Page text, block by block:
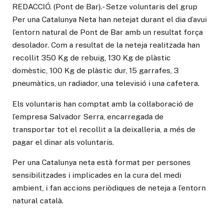
REDACCIÓ. (Pont de Bar).- Setze voluntaris del grup
Per una Catalunya Neta han netejat durant el dia d’avui
l’entorn natural de Pont de Bar amb un resultat força
desolador. Com a resultat de la neteja realitzada han
recollit 350 Kg de rebuig, 130 Kg de plàstic
domèstic, 100 Kg de plàstic dur, 15 garrafes, 3
pneumàtics, un radiador, una televisió i una cafetera.
Els voluntaris han comptat amb la col·laboració de
l’empresa Salvador Serra, encarregada de
transportar tot el recollit a la deixalleria, a més de
pagar el dinar als voluntaris.
Per una Catalunya neta està format per persones
sensibilitzades i implicades en la cura del medi
ambient, i fan accions periòdiques de neteja a l’entorn
natural català.